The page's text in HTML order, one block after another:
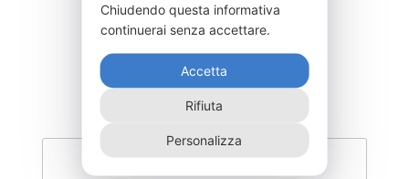
MNX-1000-
1.600,00
Chiudendo questa informativa
continuerai senza accettare.
Accetta
Rifiuta
Personalizza